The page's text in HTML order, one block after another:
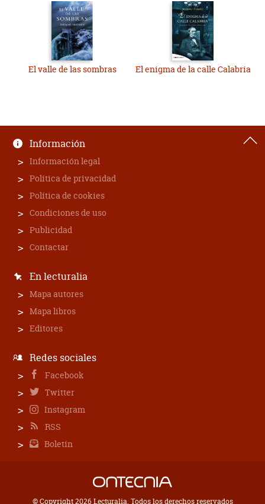
El valle de las sombras El enigma de la calle Calabria
Información
Información legal
Política de privacidad
Política de cookies
Condiciones de uso
Publicidad
Contactar
En lecturalia
Mapa autores
Mapa libros
Editores
Redes sociales
Facebook
Twitter
Instagram
RSS
Boletín
© Copyright 2026 Lecturalia. Todos los derechos reservados